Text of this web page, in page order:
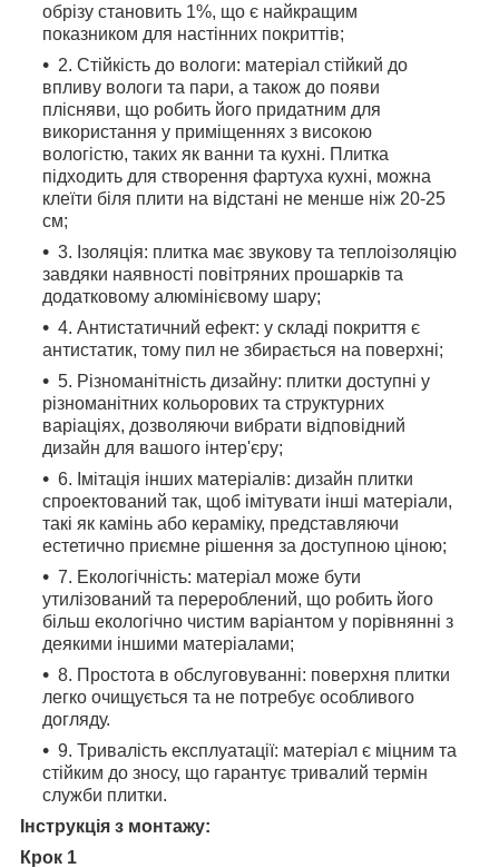
обрізу становить 1%, що є найкращим
показником для настінних покриттів;
2. Стійкість до вологи: матеріал стійкий до
впливу вологи та пари, а також до появи
плісняви, що робить його придатним для
використання у приміщеннях з високою
вологістю, таких як ванни та кухні. Плитка
підходить для створення фартуха кухні, можна
клеїти біля плити на відстані не менше ніж 20-25
см;
3. Ізоляція: плитка має звукову та теплоізоляцію
завдяки наявності повітряних прошарків та
додатковому алюмінієвому шару;
4. Антистатичний ефект: у складі покриття є
антистатик, тому пил не збирається на поверхні;
5. Різноманітність дизайну: плитки доступні у
різноманітних кольорових та структурних
варіаціях, дозволяючи вибрати відповідний
дизайн для вашого інтер'єру;
6. Імітація інших матеріалів: дизайн плитки
спроектований так, щоб імітувати інші матеріали,
такі як камінь або кераміку, представляючи
естетично приємне рішення за доступною ціною;
7. Екологічність: матеріал може бути
утилізований та перероблений, що робить його
більш екологічно чистим варіантом у порівнянні з
деякими іншими матеріалами;
8. Простота в обслуговуванні: поверхня плитки
легко очищується та не потребує особливого
догляду.
9. Тривалість експлуатації: матеріал є міцним та
стійким до зносу, що гарантує тривалий термін
служби плитки.
Інструкція з монтажу:
Крок 1